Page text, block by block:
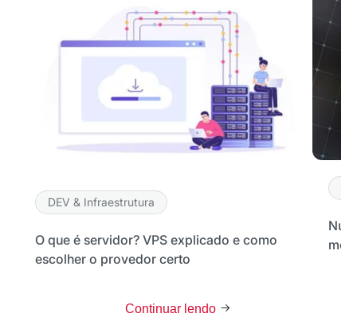
DEV & Infraestrutura
O que é servidor? VPS explicado e como
escolher o provedor certo
Continuar lendo